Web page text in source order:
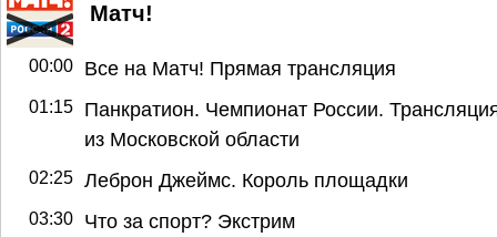
Матч!
00:00 Все на Матч! Прямая трансляция
01:15
Панкратион. Чемпионат России.
из Московской области
02:25 Леброн Джеймс. Король площадки
03:30 Что за спорт? Экстрим